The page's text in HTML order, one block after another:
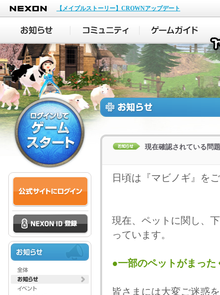
NEXON
【メイプルストーリー】CROWNアップデート
現在確認されている問
日頃は『マビノギ』を
現在、ペットに関し、
っています。
●一部のペットがまった
皆さまには大変ご迷惑